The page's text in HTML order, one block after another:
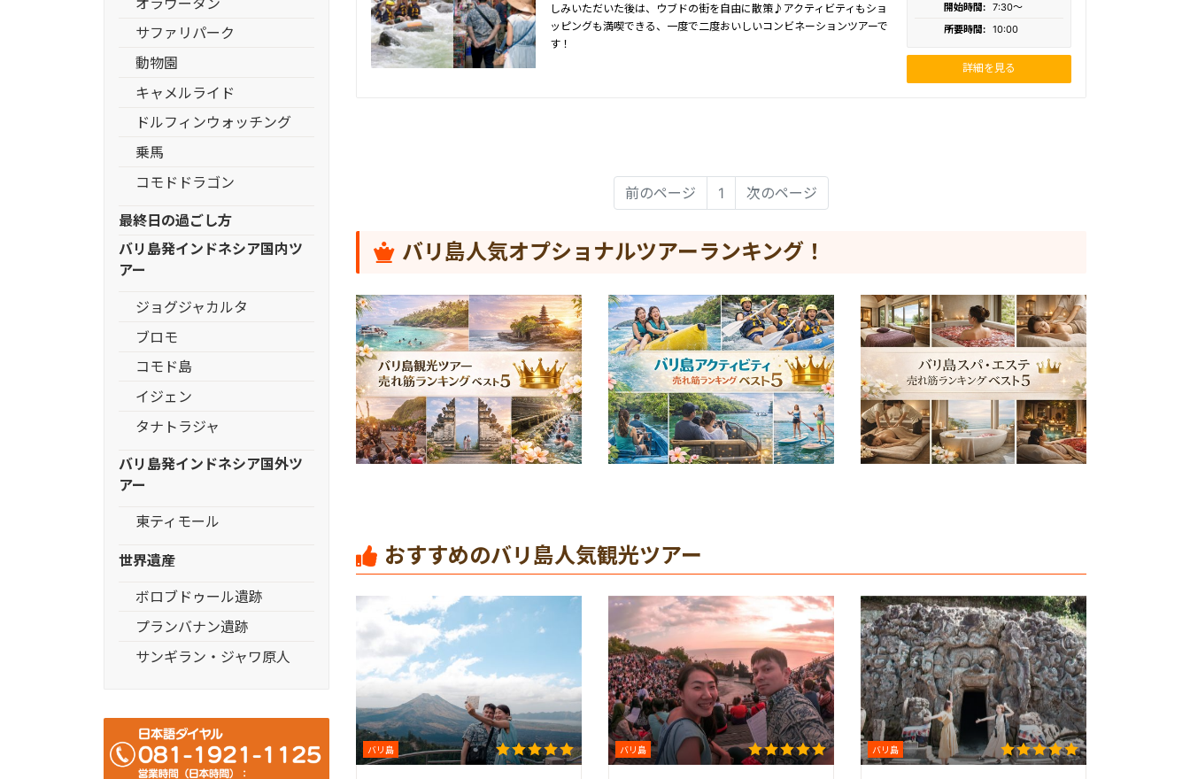
しみいただいた後は、ウブドの街を自由に散策♪アクティビティもショ
ッピングも満喫できる、一度で二度おいしいコンビネーションツアーで
す！
開始時間: 7:30〜
所要時間: 10:00
詳細を見る
前のページ 1 次のページ
バリ島人気オプショナルツアーランキング！
おすすめのバリ島人気観光ツアー
バリ島 バリ島 バリ島
サファリパーク
動物園
キャメルライド
ドルフィンウォッチング
乗馬
コモドドラゴン
最終日の過ごし方
バリ島発インドネシア国内ツ
アー
ジョグジャカルタ
ブロモ
コモド島
イジェン
タナトラジャ
バリ島発インドネシア国外ツ
アー
東ティモール
世界遺産
ボロブドゥール遺跡
プランバナン遺跡
サンギラン・ジャワ原人